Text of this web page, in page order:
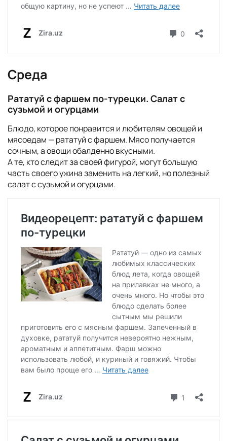
Среда
Рататуй с фаршем по-турецки. Салат с
сузьмой и огурцами
Блюдо, которое понравится и любителям овощей и
мясоедам — рататуй с фаршем. Мясо получается
сочным, а овощи обалденно вкусными.
А те, кто следит за своей фигурой, могут большую
часть своего ужина заменить на легкий, но полезный
салат с сузьмой и огурцами.